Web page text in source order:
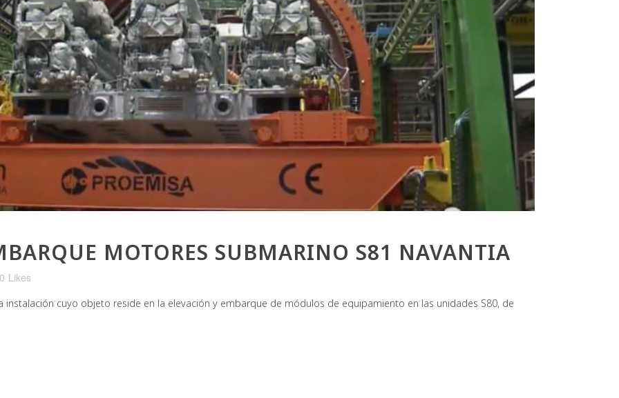
MOTORES SUBMARINO S81 NAVANTIA
0 Likes
instalación cuyo objeto reside en la elevación y embarque de módulos de equipamiento en las unidades S80, de